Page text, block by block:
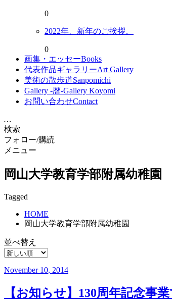
0
2022年、新年のご挨拶。
0
画集・エッセーBooks
代表作品ギャラリーArt Gallery
美術の散歩道Sanpomichi
Gallery -暦-Gallery Koyomi
お問い合わせContact
…
検索
フォロー/購読
メニュー
岡山大学教育学部附属幼稚園
Tagged
HOME
岡山大学教育学部附属幼稚園
並べ替え
November 10, 2014
【お知らせ】130周年記念事